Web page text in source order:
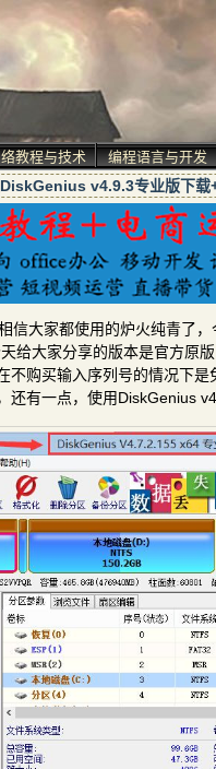
教程与技术 编程语言与开发
v4.9.3专业版下载
信大家都使用的炉火纯青了
给大家分享的版本是官方原
不购买输入序列号的情况下
还有一点，使用DiskGenius